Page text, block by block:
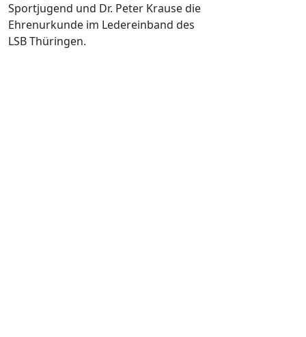
Sportjugend und Dr. Peter Krause die
Ehrenurkunde im Ledereinband des
LSB Thüringen.